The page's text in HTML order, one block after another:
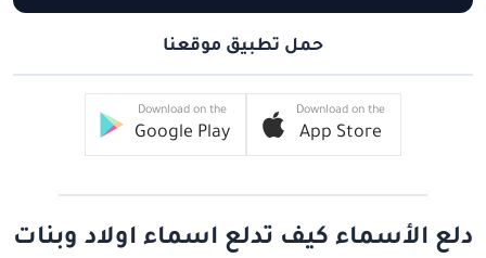
حمل تطبيق موقعنا
Download on the
App Store
Download on the
Google Play
دلع الأسماء كيف تدلع اسماء اولاد وبنات